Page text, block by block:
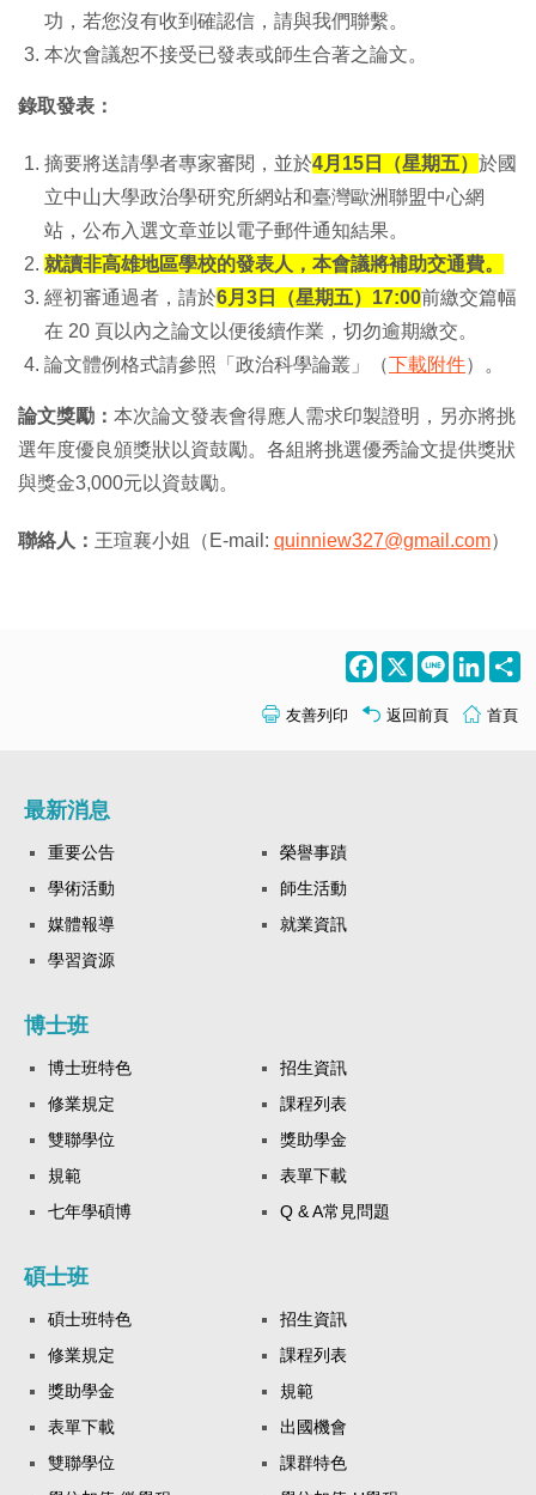
功，若您沒有收到確認信，請與我們聯繫。
本次會議恕不接受已發表或師生合著之論文。
錄取發表：
摘要將送請學者專家審閱，並於4月15日（星期五） 於國
立中山大學政治學研究所網站和臺灣歐洲聯盟中心網
站，公布入選文章並以電子郵件通知結果。
就讀非高雄地區學校的發表人，本會議將補助交通費。
經初審通過者，請於6月3日（星期五）17:00前繳交篇幅
在 20 頁以內之論文以便後續作業，切勿逾期繳交。
論文體例格式請參照「政治科學論叢」（下載附件）。
論文獎勵： 本次論文發表會得應人需求印製證明，另亦將挑
選年度優良頒獎狀以資鼓勵。各組將挑選優秀論文提供獎狀
與獎金3,000元以資鼓勵。
聯絡人： 王瑄襄小姐（E-mail: quinniew327@gmail.com）
Facebook
X Line
友善列印 返回前頁 首頁
最新消息
重要公告
榮譽事蹟
學術活動
師生活動
媒體報導
就業資訊
學習資源
博士班
博士班特色
招生資訊
修業規定
課程列表
雙聯學位
獎助學金
規範
表單下載
七年學碩博
Q & A常見問題
碩士班
碩士班特色
招生資訊
修業規定
課程列表
獎助學金
規範
表單下載
出國機會
雙聯學位
課群特色